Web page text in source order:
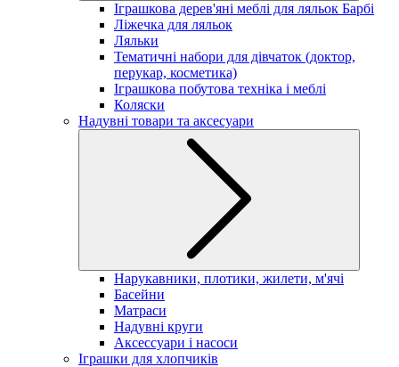
Іграшкова дерев'яні меблі для ляльок Барбі
Ліжечка для ляльок
Ляльки
Тематичні набори для дівчаток (доктор,
перукар, косметика)
Іграшкова побутова техніка і меблі
Коляски
Надувні товари та аксесуари
Нарукавники, плотики, жилети, м'ячі
Басейни
Матраси
Надувні круги
Аксессуари і насоси
Іграшки для хлопчиків